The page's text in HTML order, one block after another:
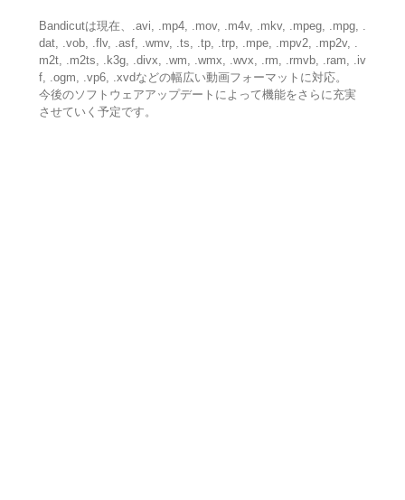
Bandicutは現在、.avi, .mp4, .mov, .m4v, .mkv, .mpeg, .mpg, .
dat, .vob, .flv, .asf, .wmv, .ts, .tp, .trp, .mpe, .mpv2, .mp2v, .
m2t, .m2ts, .k3g, .divx, .wm, .wmx, .wvx, .rm, .rmvb, .ram, .iv
f, .ogm, .vp6, .xvdなどの幅広い動画フォーマットに対応。
今後のソフトウェアアップデートによって機能をさらに充実
させていく予定です。